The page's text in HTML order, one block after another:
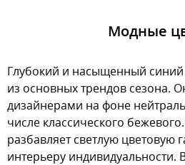
Модные
Глубокий и насыщенный синий
из основных трендов сезона.
дизайнерами на фоне
числе классического
разбавляет светлую цветовую
интерьеру индивидуальности.